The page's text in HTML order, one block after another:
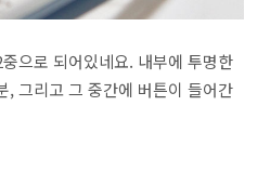
으로 되어있네요. 내부에 투명한
, 그리고 그 중간에 버튼이 들어간